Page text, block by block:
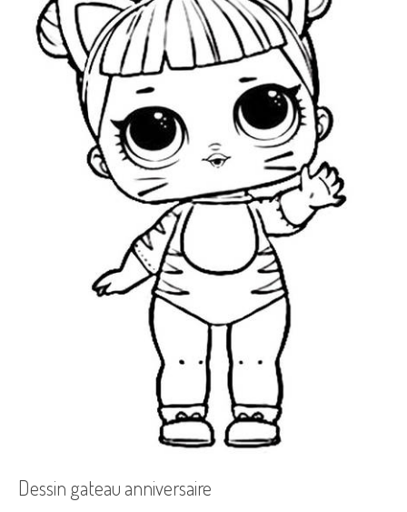
Dessin gateau anniversaire